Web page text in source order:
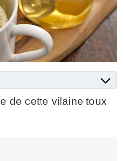
de cette vilaine toux